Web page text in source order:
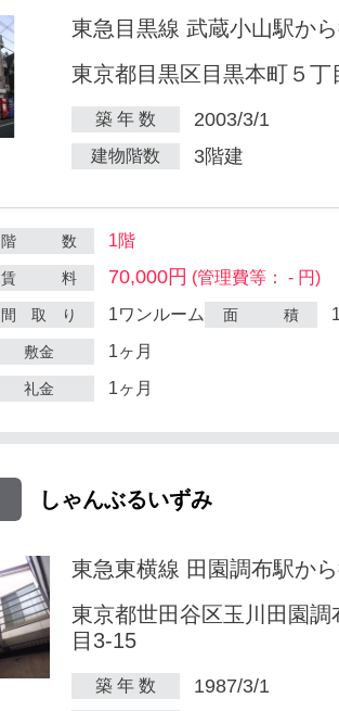
東急目黒線 武蔵小山駅か
東京都目黒区目黒本町５丁
築 年 数 2003/3/1
建物階数 3階建
階 数 1階
賃 料 70,000円 (管理費等： - 円)
間 取 り 1ワンルーム 面 積
敷金 1ヶ月
礼金 1ヶ月
しゃんぶるいずみ
東急東横線 田園調布駅か
東京都世田谷区玉川田園調
目3-15
築 年 数 1987/3/1